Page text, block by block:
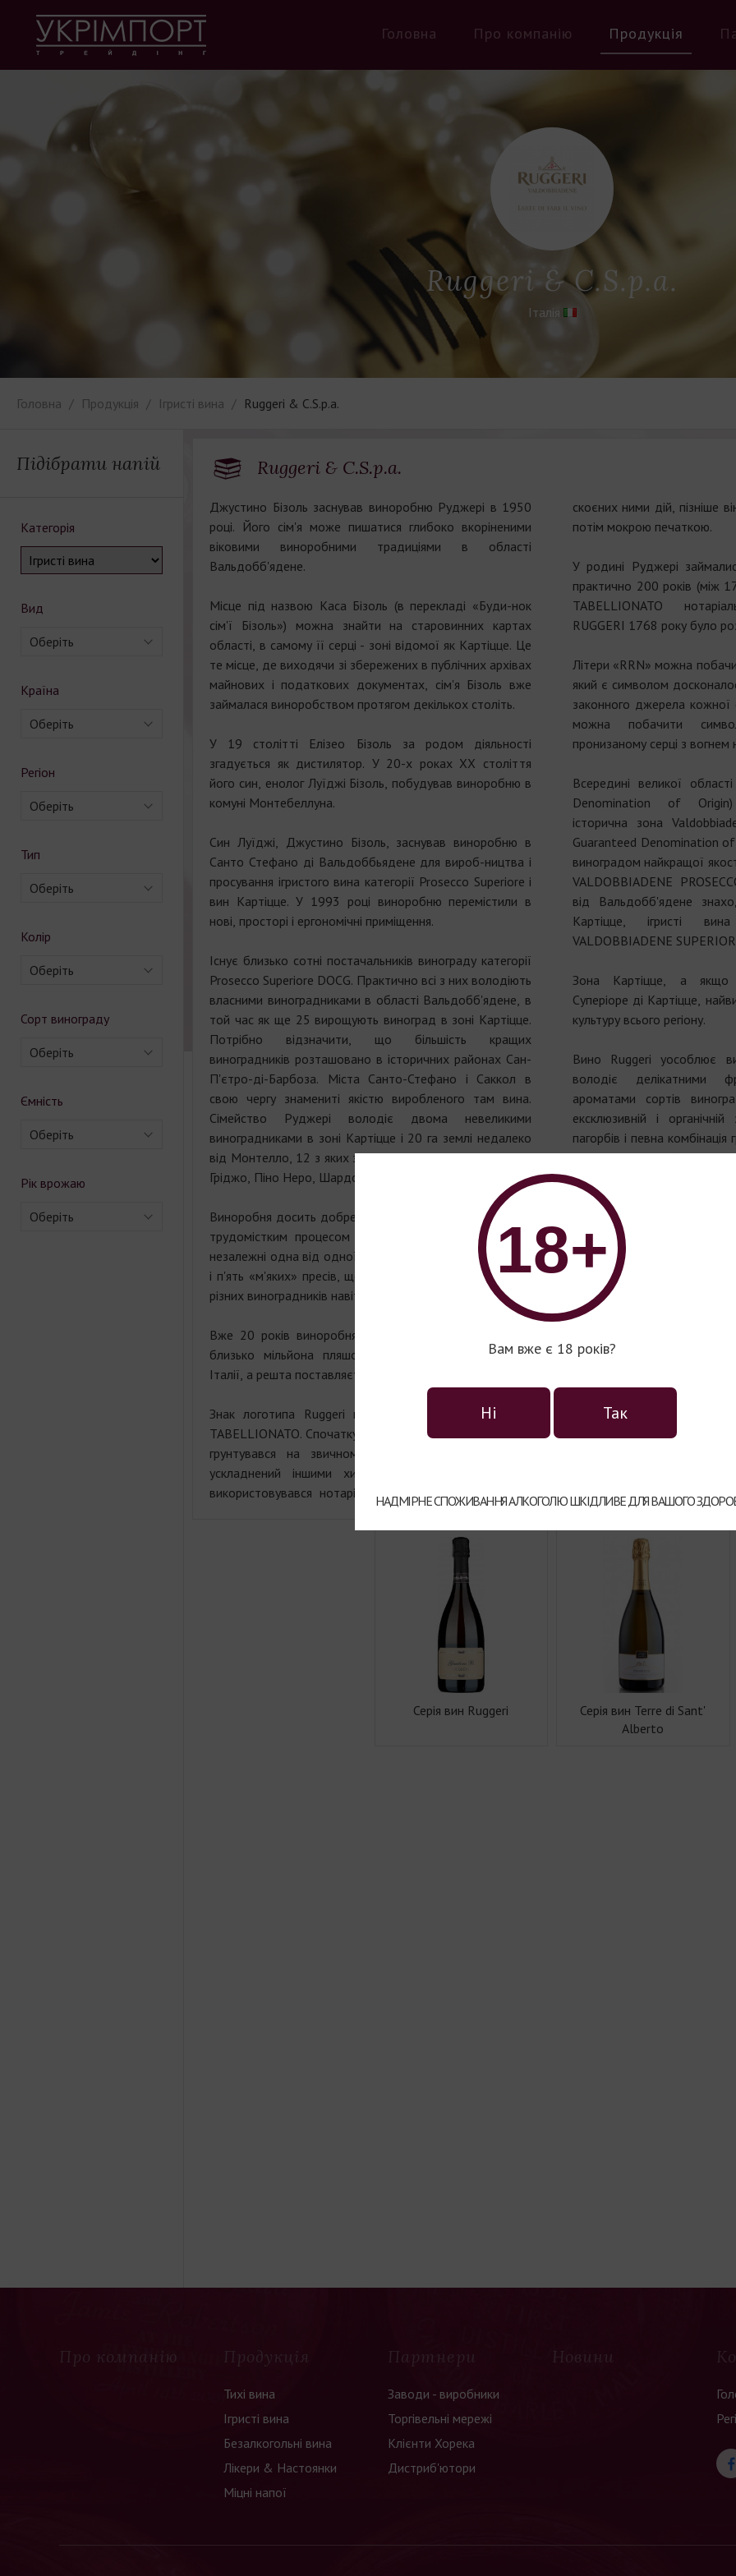
18+
Вам вже є 18 років?
Ні Так
НАДМІРНЕ СПОЖИВАННЯ АЛКОГОЛЮ ШКІДЛИВЕ ДЛЯ ВАШОГО
Головна Про компанію Продукція
Ruggeri & C.S.p.a.
Італія
Головна Продукція Ігристі вина Ruggeri & C.S.p.a.
Підібрати напій
Категорія
Вид
Оберіть
Країна
Оберіть
Регіон
Оберіть
Тип
Оберіть
Колір
Оберіть
Сорт винограду
Оберіть
Ємність
Оберіть
Рік врожаю
Оберіть
Ruggeri & C.S.p.a.
Джустино Бізоль заснував виноробню Руджері в 1950
році. Його сім'я може пишатися глибоко вкоріненими
віковими виноробними традиціями в області
Вальдобб'ядене.
Місце під назвою Каса Бізоль (в перекладі «Буди-нок
сім'ї Бізоль») можна знайти на старовинних картах
області, в самому її серці - зоні відомої як Картіцце. Це
те місце, де виходячи зі збережених в публічних архівах
майнових і податкових документах, сім'я Бізоль вже
займалася виноробством протягом декількох століть.
У 19 столітті Елізео Бізоль за родом діяльності
згадується як дистилятор. У 20-х роках XX століття
його син, енолог Луїджі Бізоль, побудував виноробню в
комуні Монтебеллуна.
Син Луїджі, Джустино Бізоль, заснував виноробню в
Санто Стефано ді Вальдоббьядене для вироб-ництва і
просування ігристого вина категорії Prosecco Superiore і
вин Картіцце. У 1993 році виноробню перемістили в
нові, просторі і ергономічні приміщення.
Існує близько сотні постачальників винограду категорії
Prosecco Superiore DOCG. Практично всі з них володіють
власними виноградниками в області Вальдобб'ядене, в
той час як ще 25 вирощують виноград в зоні Картіцце.
Потрібно відзначити, що більшість кращих
виноградників розташовано в історичних районах Сан-
П'єтро-ді-Барбоза. Міста Санто-Стефано і Саккол в
свою чергу знамениті якістю виробленого там вина.
Сімейство Руджері володіє двома невеликими
виноградниками в зоні Картіцце і 20 га землі недалеко
від Монтелло, 12 з яких засіяні такими сортами, як Піно
Гріджо, Піно Неро, Шардоне і Глера.
Виноробня досить добре обладнана, щоб впо-ратись з
трудомістким процесом збору врожаю. Дві повністю
незалежні одна від одної лінії для прийняття винограду
і п'ять «м'яких» пресів, що забезпечують поділ врожаю
різних виноградників навіть в самий насичений час.
Вже 20 років виноробня стабільно щорічно виробляє
близько мільйона пляшок, 60% яких залишається в
Італії, а решта поставляється в зарубіжні країни.
Знак логотипа Ruggeri відсилає до коріння землі –
TABELLIONATO. Спочатку був намальований від руки та
грунтувався на звичному зображенні хреста і був
ускладнений іншими хитромудрими символами. Він
використовувався нотаріусами як додаткова гарантія
скоєних ними дій, пізніше
потім мокрою печаткою.
У родині Руджері
практично 200 років (між
TABELLIONATO
RUGGERI 1768 року було
Літери «RRN» можна
який є символом
законного джерела кожної
можна побачити
пронизаному серці з вогнем
Всередині великої
Denomination of
історична зона
Guaranteed Denomination of
виноградом найкращої
VALDOBBIADENE
від Вальдобб'ядене
Картіцце, ігристі
VALDOBBIADENE
Зона Картіцце, а якщо
Суперіоре ді Картіцце,
культуру всього регіону.
Вино Ruggeri уособлює
володіє делікатними
ароматами сортів
ексклюзивній і
пагорбів і певна
глина та піщаник) дають
найвищої якості, до якого
знову.
Ягоди цієї зони
солодким відтінком. У
якомога пізніше (в кінці
листопада), коли
сповільняє процес
відновляється вже з
метод виробництва не
повільність. Проте,
насолодитися
ігристими винами з
солодкуватим, фруктовим
Серія вин Ruggeri
Серія вин Terre di Sant'
Alberto
Про компанію Продукція
Тихі вина
Ігристі вина
Безалкогольні вина
Лікери & Настоянки
Міцні напої
Партнери
Заводи - виробники
Торгівельні мережі
Клієнти Хорека
Дистриб'ютори
Новини